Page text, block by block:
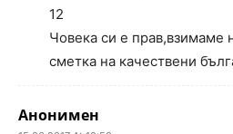
12
Човека си е прав,взимаме
сметка на качествени
Анонимен